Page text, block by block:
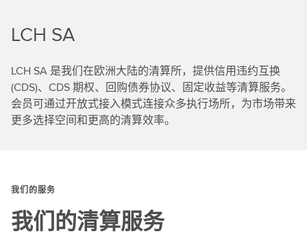
LCH SA
LCH SA 是我们在欧洲大陆的清算所，提供信用违约互换
(CDS)、CDS 期权、回购债券协议、固定收益等清算服务。
会员可通过开放式接入模式连接众多执行场所，为市场带来
更多选择空间和更高的清算效率。
我们的服务
我们的清算服务